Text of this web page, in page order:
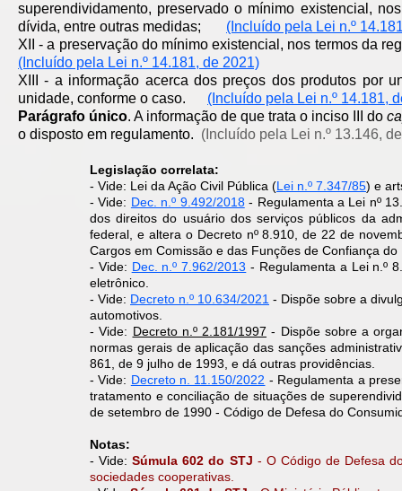
superendividamento, preservado o mínimo existencial,
dívida, entre outras medidas; (Incluído pela Lei n.º
XII - a preservação do mínimo existencial, nos termos da
(Incluído pela Lei n.º 14.181, de 2021)
XIII - a informação acerca dos preços dos produtos por
unidade, conforme o caso. (Incluído pela Lei n.º 14.181,
Parágrafo único. A informação de que trata o inciso III do
o disposto em regulamento. (Incluído pela Lei n.º 13.146,
Legislação correlata:
- Vide: Lei da Ação Civil Pública (Lei n.º 7.347/85) e
- Vide: Dec. n.º 9.492/2018- Regulamenta a Lei nº
dos direitos do usuário dos serviços públicos da
federal, e altera o Decreto nº 8.910, de 22 de
Cargos em Comissão e das Funções de Confiança
- Vide: Dec. n.º 7.962/2013 - Regulamenta a Lei n.º
eletrônico.
- Vide: Decreto n.º 10.634/2021 - Dispõe sobre a
automotivos.
- Vide: Decreto n.º 2.181/1997 - Dispõe sobre a
normas gerais de aplicação das sanções
861, de 9 julho de 1993, e dá outras providências.
- Vide: Decreto n. 11.150/2022 - Regulamenta a
tratamento e conciliação de situações de
de setembro de 1990 - Código de Defesa do
Notas:
- Vide:Súmula 602 do STJ - O Código de Defesa
sociedades cooperativas.